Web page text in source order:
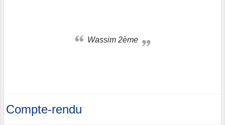
Wassim 2ème
Compte-rendu